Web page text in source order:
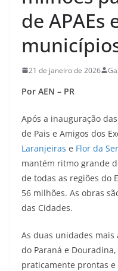
de APAEs
21 de janeiro de 2026
Por AEN – PR
Após a inauguração
de Pais e Amigos dos
Laranjeiras e Flor da
mantém ritmo grande
de todas as regiões do
56 milhões. As obras
das Cidades.
As duas unidades
do Paraná e
praticamente prontas